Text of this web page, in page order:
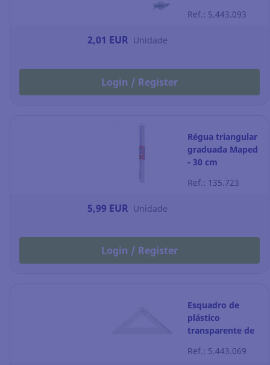
Ref.: 5.443.093
2,01 EUR Unidade
Login / Register
Régua triangular
graduada Maped
- 30 cm
Ref.: 135.723
5,99 EUR Unidade
Login / Register
Esquadro de
plástico
transparente de
Ref.: 5.443.069